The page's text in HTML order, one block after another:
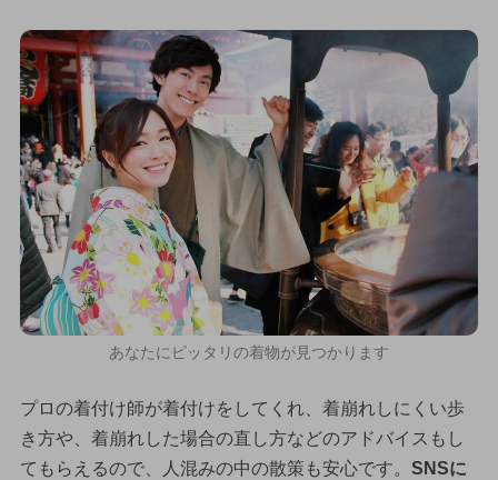
あなたにピッタリの着物が見つかります
プロの着付け師が着付けをしてくれ、着崩れしにくい歩
き方や、着崩れした場合の直し方などのアドバイスもし
てもらえるので、人混みの中の散策も安心です。 SNSに